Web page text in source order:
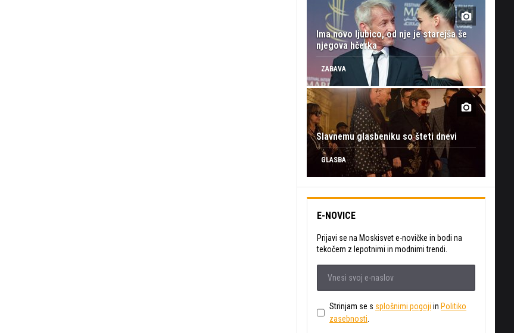
Ima novo ljubico, od nje je starejša še
njegova hčerka
ZABAVA
Slavnemu glasbeniku so šteti dnevi
GLASBA
E-NOVICE
Prijavi se na Moskisvet e-novičke in bodi na
tekočem z lepotnimi in modnimi trendi.
Strinjam se s splošnimi pogoji in Politiko
zasebnosti